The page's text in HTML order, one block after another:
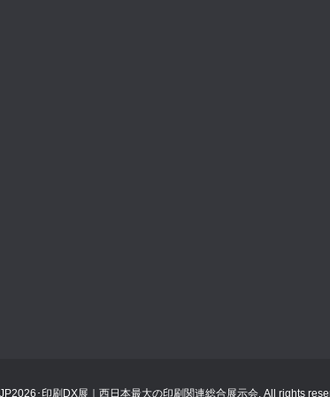
･印刷DX展｜西日本最大の印刷関連総合展示会. All rights